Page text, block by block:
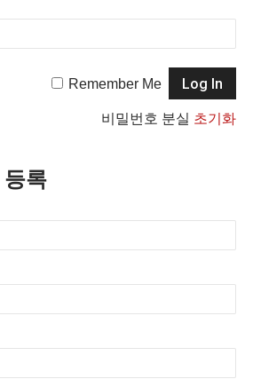
Remember Me
비밀번호 분실 초기화
록